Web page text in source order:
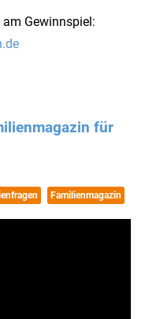
Gewinnspiel:
für
Familienmagazin